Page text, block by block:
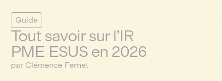
Guide
Tout savoir sur l’IR
PME ESUS en 2026
par Clémence Fernet